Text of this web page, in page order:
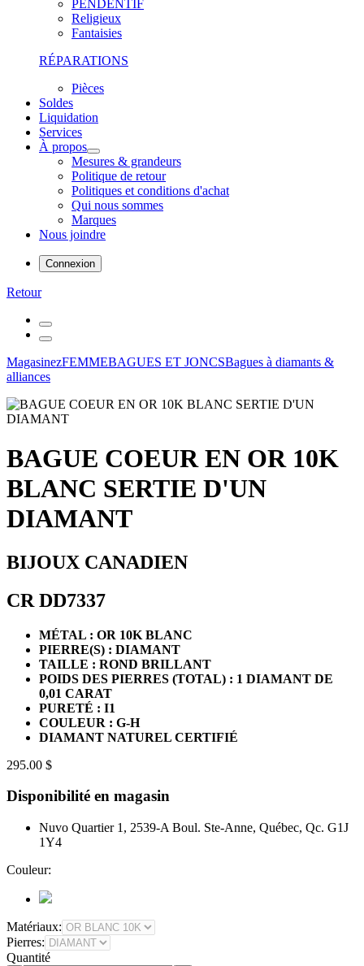
PENDENTIF
Religieux
Fantaisies
RÉPARATIONS
Pièces
Soldes
Liquidation
Services
À propos
Mesures & grandeurs
Politique de retour
Politiques et conditions d'achat
Qui nous sommes
Marques
Nous joindre
Connexion
Retour
MagasinezFEMMEBAGUES ET JONCSBagues à diamants &
alliances
BAGUE COEUR EN OR 10K
BLANC SERTIE D'UN
DIAMANT
BIJOUX CANADIEN
CR DD7337
MÉTAL : OR 10K BLANC
PIERRE(S) : DIAMANT
TAILLE : ROND BRILLANT
POIDS DES PIERRES (TOTAL) : 1 DIAMANT DE
0,01 CARAT
PURETÉ : I1
COULEUR : G-H
DIAMANT NATUREL CERTIFIÉ
295.00 $
Disponibilité en magasin
Nuvo Quartier 1, 2539-A Boul. Ste-Anne, Québec, Qc. G1J
1Y4
Couleur:
Matériaux:
Pierres:
Quantité